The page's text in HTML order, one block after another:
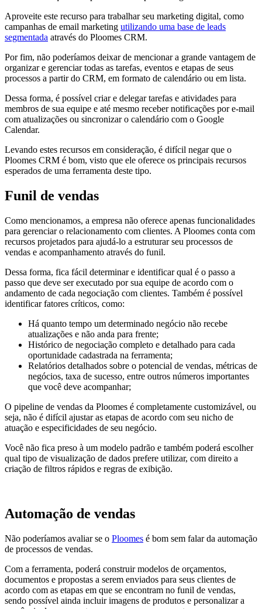
Aproveite este recurso para trabalhar seu marketing digital, como
campanhas de email marketing utilizando uma base de leads
segmentada através do Ploomes CRM.
Por fim, não poderíamos deixar de mencionar a grande vantagem de
organizar e gerenciar todas as tarefas, eventos e etapas de seus
processos a partir do CRM, em formato de calendário ou em lista.
Dessa forma, é possível criar e delegar tarefas e atividades para
membros de sua equipe e até mesmo receber notificações por e-mail
com atualizações ou sincronizar o calendário com o Google
Calendar.
Levando estes recursos em consideração, é difícil negar que o
Ploomes CRM é bom, visto que ele oferece os principais recursos
esperados de uma ferramenta deste tipo.
Funil de vendas
Como mencionamos, a empresa não oferece apenas funcionalidades
para gerenciar o relacionamento com clientes. A Ploomes conta com
recursos projetados para ajudá-lo a estruturar seu processos de
vendas e acompanhamento através do funil.
Dessa forma, fica fácil determinar e identificar qual é o passo a
passo que deve ser executado por sua equipe de acordo com o
andamento de cada negociação com clientes. Também é possível
identificar fatores críticos, como:
Há quanto tempo um determinado negócio não recebe
atualizações e não anda para frente;
Histórico de negociação completo e detalhado para cada
oportunidade cadastrada na ferramenta;
Relatórios detalhados sobre o potencial de vendas, métricas de
negócios, taxa de sucesso, entre outros números importantes
que você deve acompanhar;
O pipeline de vendas da Ploomes é completamente customizável, ou
seja, não é difícil ajustar as etapas de acordo com seu nicho de
atuação e especificidades de seu negócio.
Você não fica preso à um modelo padrão e também poderá escolher
qual tipo de visualização de dados prefere utilizar, com direito a
criação de filtros rápidos e regras de exibição.
Automação de vendas
Não poderíamos avaliar se o Ploomes é bom sem falar da automação
de processos de vendas.
Com a ferramenta, poderá construir modelos de orçamentos,
documentos e propostas a serem enviados para seus clientes de
acordo com as etapas em que se encontram no funil de vendas,
sendo possível ainda incluir imagens de produtos e personalizar a